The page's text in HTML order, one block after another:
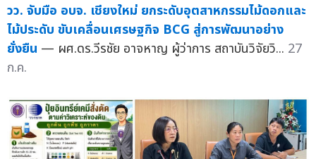
วว. จับมือ อบจ. เชียงใหม่ ยกระดับอุตสาหกรรมไม้ดอกและ
ไม้ประดับ ขับเคลื่อนเศรษฐกิจ BCG สู่การพัฒนาอย่าง
ยั่งยืน — ผศ.ดร.วีรชัย อาจหาญ ผู้ว่าการ สถาบันวิจัยวิ... 27
ก.ค.